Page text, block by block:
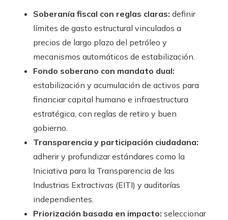
Soberanía fiscal con reglas claras: definir
límites de gasto estructural vinculados a
precios de largo plazo del petróleo y
mecanismos automáticos de estabilización.
Fondo soberano con mandato dual:
estabilización y acumulación de activos para
financiar capital humano e infraestructura
estratégica, con reglas de retiro y buen
gobierno.
Transparencia y participación ciudadana:
adherir y profundizar estándares como la
Iniciativa para la Transparencia de las
Industrias Extractivas (EITI) y auditorías
independientes.
Priorización basada en impacto: seleccionar